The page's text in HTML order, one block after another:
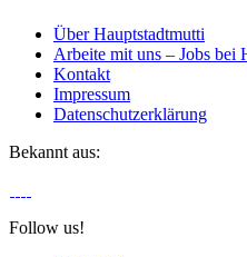
Über Hauptstadtmutti
Arbeite mit uns – Jobs bei
Kontakt
Impressum
Datenschutzerklärung
Bekannt aus:
Follow us!